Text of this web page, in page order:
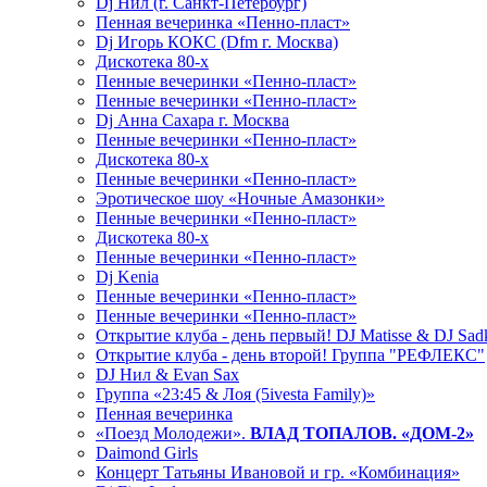
Пенная вечеринка «Пенно-пласт»
Dj Игорь КОКС (Dfm г. Москва)
Дискотека 80-х
Пенные вечеринки «Пенно-пласт»
Пенные вечеринки «Пенно-пласт»
Dj Анна Сахара г. Москва
Пенные вечеринки «Пенно-пласт»
Дискотека 80-х
Пенные вечеринки «Пенно-пласт»
Эротическое шоу «Ночные Амазонки»
Пенные вечеринки «Пенно-пласт»
Дискотека 80-х
Пенные вечеринки «Пенно-пласт»
Dj Kenia
Пенные вечеринки «Пенно-пласт»
Пенные вечеринки «Пенно-пласт»
Открытие клуба - день первый! DJ Matisse & DJ
Открытие клуба - день второй! Группа "РЕФЛЕКС"
DJ Нил & Evan Sax
Группа «23:45 & Лоя (5ivesta Family)»
Пенная вечеринка
«Поезд Молодежи». ВЛАД ТОПАЛОВ. «ДОМ-2»
Daimond Girls
Концерт Татьяны Ивановой и гр. «Комбинация»